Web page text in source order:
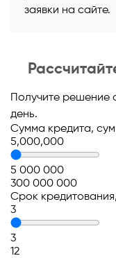
заявки на сайте.
Получите решение
день.
Сумма кредита, сум
5 000 000
300 000 000
Срок
3
12